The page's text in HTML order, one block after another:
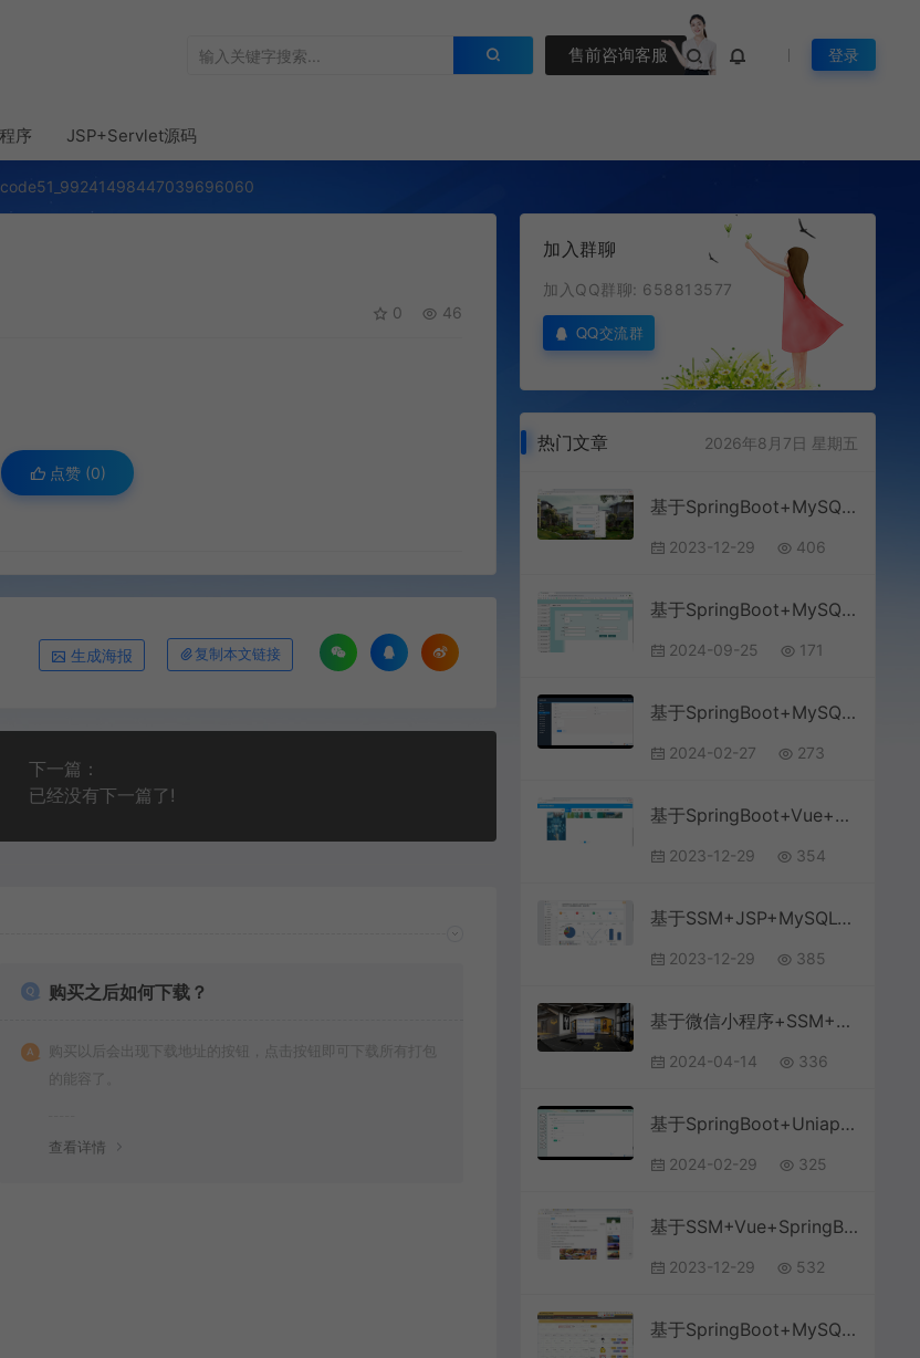
售前咨询客服 登录
序 JSP+Servlet源码
code51_99241498447039696060
0 46
点赞 (0)
生成海报 复制本文链接
下一篇：
已经没有下一篇了!
购买之后如何下载？
购买以后会出现下载地址的按钮，点击按钮即可下载所有打包
的能容了。
查看详情
加入群聊
加入QQ群聊: 658813577
QQ交流群
热门文章 2026年8月7日 星期五
基于SpringBoot+MySQL+Vue的房租租赁系统(附论文)
2023-12-29 406
基于SpringBoot+MySQL+Vue.js的医院信息管理系统
2024-09-25 171
基于SpringBoot+MySQL+微信小程序的美容院管理小程序
2024-02-27 273
基于SpringBoot+Vue+MySQL前后端分离的信息技术知识竞赛系统(附论文)
2023-12-29 354
基于SSM+JSP+MySQL+Bootstrap的仓库物流信息管理系统
2023-12-29 385
基于微信小程序+SSM+MySQL的健身私教预约房小程序(附论文)
2024-04-14 336
基于SpringBoot+Uniapp+微信小程序的英语学习激励小程序(附论文)
2024-02-29 325
基于SSM+Vue+SpringBoot+MySQL的旅游景点推荐管理系统
2023-12-29 532
基于SpringBoot+MySQL+Vue.js的文化线上体验馆系统(附论文)